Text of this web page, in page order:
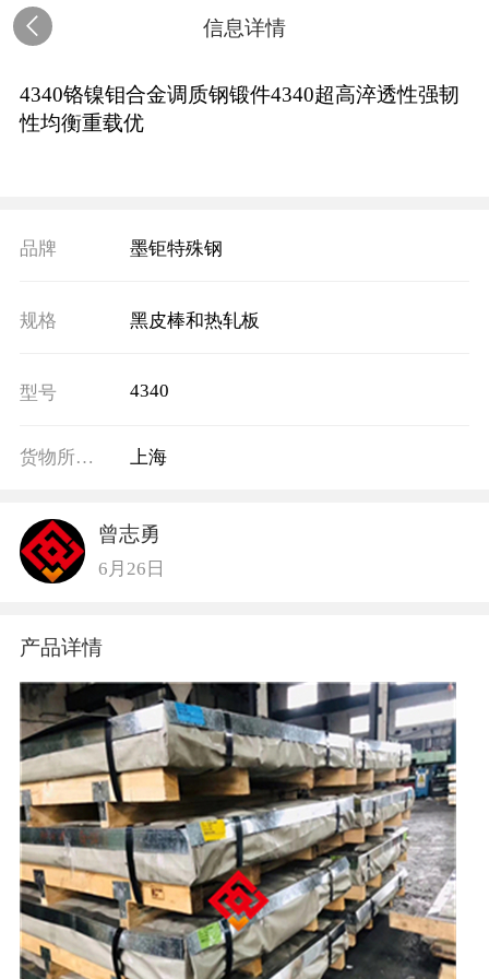
信息详情
4340铬镍钼合金调质钢锻件4340超高淬透性强韧
性均衡重载优
品牌 墨钜特殊钢
规格 黑皮棒和热轧板
型号 4340
货物所在地 上海
曾志勇
6月26日
产品详情